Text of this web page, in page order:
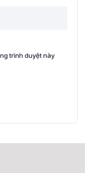
trình duyệt này